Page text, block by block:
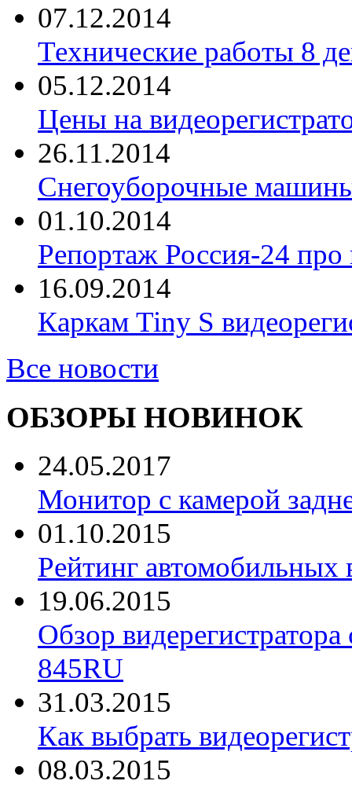
07.12.2014
Технические работы 8
05.12.2014
Цены на
26.11.2014
Снегоуборочные машины
01.10.2014
Репортаж Россия-24 про
16.09.2014
Каркам Tiny S
Все новости
ОБЗОРЫ НОВИНОК
24.05.2017
Монитор с камерой
01.10.2015
Рейтинг автомобильных
19.06.2015
Обзор
845RU
31.03.2015
Как выбрать
08.03.2015